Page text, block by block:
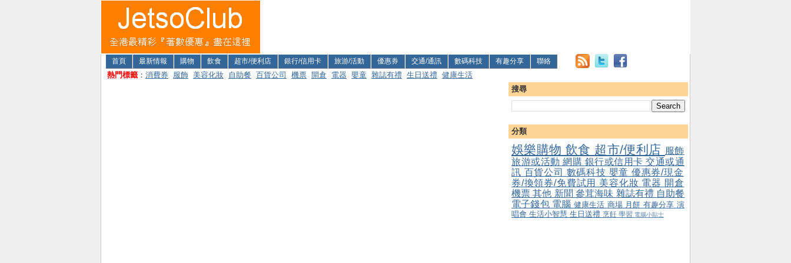
首頁 最新情報 購物 飲食 超市/便利店 銀行/信用卡 旅游/活動 優惠券 交通/通訊 數碼科技 有趣分享 聯絡
熱門標籤 ： 消費券 服飾 美容化妝 自助餐 百貨公司 機票 開倉 電器 嬰童 雜誌有禮 生日送禮 健康生活
搜尋
分類
娛樂購物 飲食 超市/便利店 服飾
旅游或活動 網購 銀行或信用卡 交通或通
訊 百貨公司 數碼科技 嬰童 優惠券/現金
券/換領券/免費試用 美容化妝 電器 開倉
機票其他 新聞參茸海味 雜誌有禮 自助餐
電子錢包 電腦 健康生活 商場 月餅 有趣分享 演
唱會 生活小智慧 生日送禮 烹飪 學習 電腦小貼士